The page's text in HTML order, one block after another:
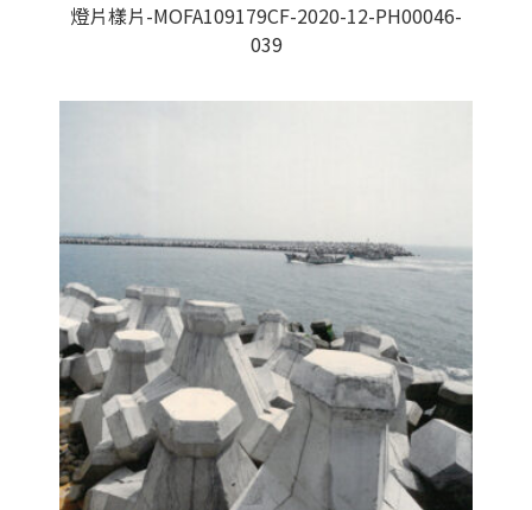
燈片樣片-MOFA109179CF-2020-12-PH00046-
039